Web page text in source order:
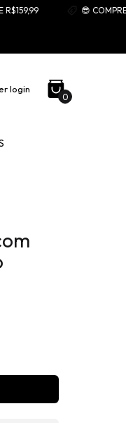
😎 COMPRE 3
login
0